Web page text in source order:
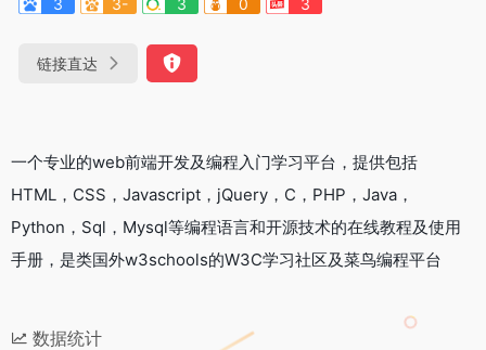
链接直达
一个专业的web前端开发及编程入门学习平台，提供包括
HTML，CSS，Javascript，jQuery，C，PHP，Java，
Python，Sql，Mysql等编程语言和开源技术的在线教程及使用
手册，是类国外w3schools的W3C学习社区及菜鸟编程平台
数据统计